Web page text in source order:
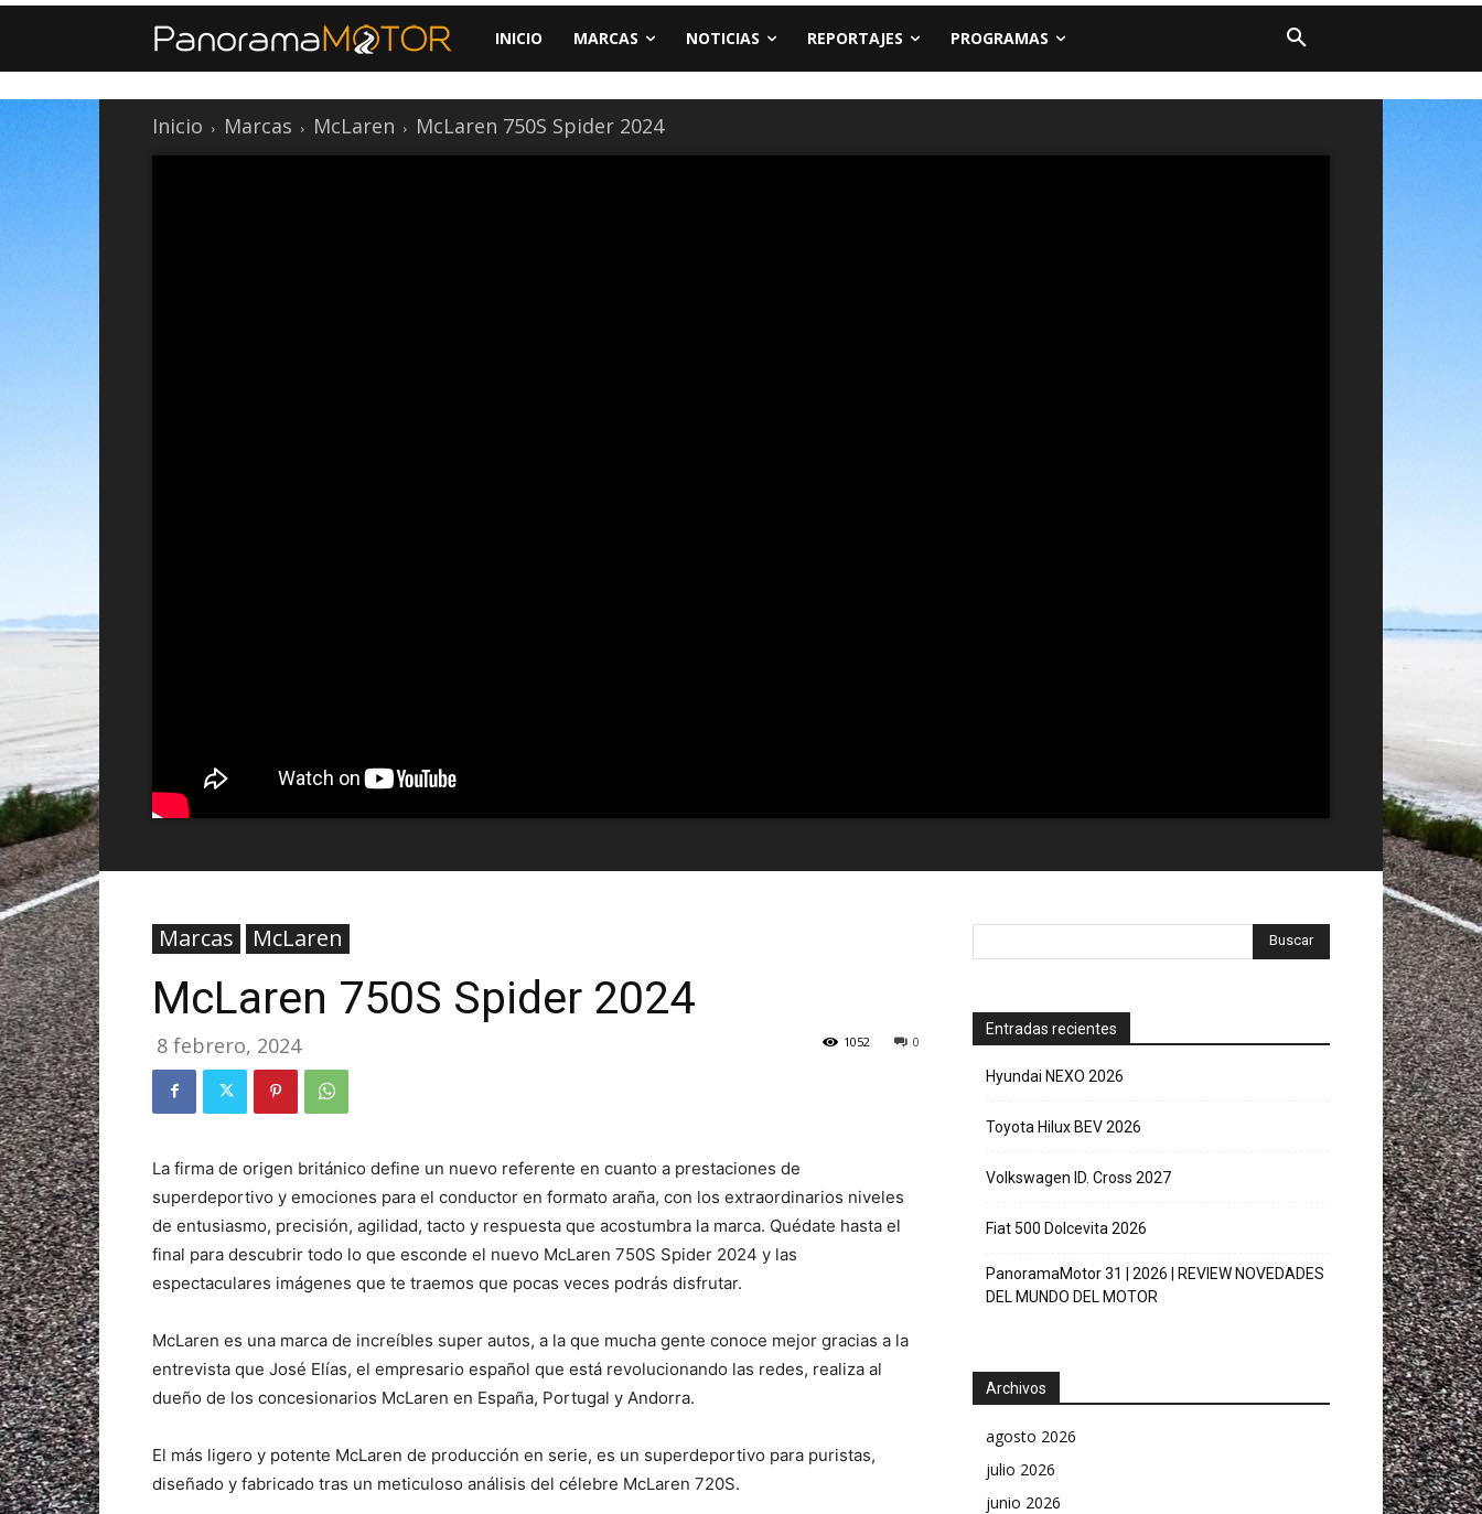
INICIO MARCAS NOTICIAS REPORTAJES PROGRAMAS
Inicio Marcas McLaren McLaren 750S Spider 2024
Marcas McLaren
McLaren 750S Spider 2024
8 febrero, 2024 0
1052
La firma de origen británico define un nuevo referente en cuanto a prestaciones de
superdeportivo y emociones para el conductor en formato araña, con los extraordinarios niveles
de entusiasmo, precisión, agilidad, tacto y respuesta que acostumbra la marca. Quédate hasta el
final para descubrir todo lo que esconde el nuevo McLaren 750S Spider 2024 y las
espectaculares imágenes que te traemos que pocas veces podrás disfrutar.
McLaren es una marca de increíbles super autos, a la que mucha gente conoce mejor gracias a la
entrevista que José Elías, el empresario español que está revolucionando las redes, realiza al
dueño de los concesionarios McLaren en España, Portugal y Andorra.
El más ligero y potente McLaren de producción en serie, es un superdeportivo para puristas,
diseñado y fabricado tras un meticuloso análisis del célebre McLaren 720S.
Entradas recientes
Hyundai NEXO 2026
Toyota Hilux BEV 2026
Volkswagen ID. Cross 2027
Fiat 500 Dolcevita 2026
PanoramaMotor 31 | 2026 | REVIEW NOVEDADES
DEL MUNDO DEL MOTOR
Archivos
agosto 2026
julio 2026
junio 2026